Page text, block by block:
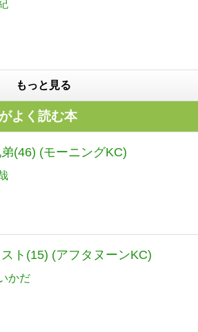
もっと見る
よく読む本
(46) (モーニングKC)
スト(15) (アフタヌーンKC)
かだ